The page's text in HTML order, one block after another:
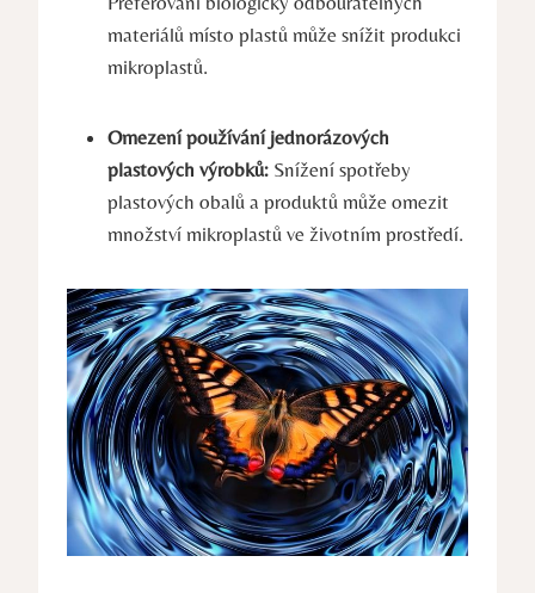
materiálů místo plastů může snížit produkci
mikroplastů.
Omezení používání jednorázových
plastových výrobků: Snížení spotřeby
plastových obalů a produktů může omezit
množství mikroplastů ve životním prostředí.